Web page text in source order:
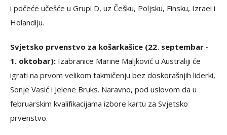
i počeće učešće u Grupi D, uz Češku, Poljsku, Finsku, Izrael i
Holandiju.
Svjetsko prvenstvo za košarkašice (22. septembar -
1. oktobar): Izabranice Marine Maljković u Australiji će
igrati na prvom velikom takmičenju bez doskorašnjih liderki,
Sonje Vasić i Jelene Bruks. Naravno, pod uslovom da u
februarskim kvalifikacijama izbore kartu za Svjetsko
prvenstvo.